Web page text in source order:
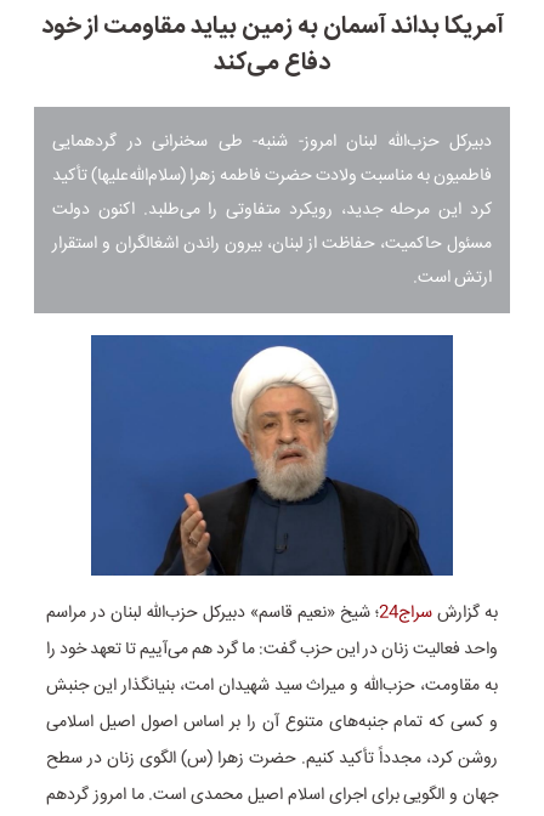
آمریکا بداند آسمان به زمین بیاید مقاومت از خود
دفاع می‌کند
دبیرکل حزب‌الله لبنان امروز- شنبه- طی سخنرانی در گردهمایی
فاطمیون به مناسبت ولادت حضرت فاطمه زهرا (سلام‌الله‌علیها) تأکید
کرد این مرحله جدید، رویکرد متفاوتی را می‌طلبد. اکنون دولت
مسئول حاکمیت، حفاظت از لبنان، بیرون راندن اشغالگران و استقرار
ارتش است.
به گزارشسراج24
؛ شیخ «نعیم قاسم» دبیرکل حزب‌الله لبنان در مراسم
واحد فعالیت زنان در این حزب گفت: ما گرد هم می‌آییم تا تعهد خود را
به مقاومت، حزب‌الله و میراث سید شهیدان امت، بنیانگذار این جنبش
و کسی که تمام جنبه‌های متنوع آن را بر اساس اصول اصیل اسلامی
روشن کرد، مجدداً تأکید کنیم. حضرت زهرا (س) الگوی زنان در سطح
جهان و الگویی برای اجرای اسلام اصیل محمدی است. ما امروز گردهم